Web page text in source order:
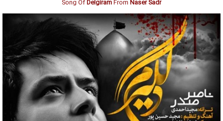
Song OfDelgiramFrom Naser Sadr